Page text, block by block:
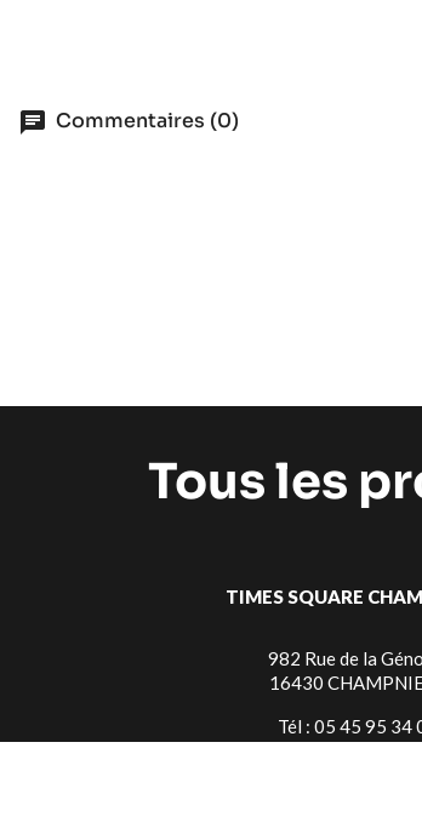
Commentaires (0)
Tous les
TIMES SQUARE
982 Rue de la
16430
Tél : 05 45 95 34